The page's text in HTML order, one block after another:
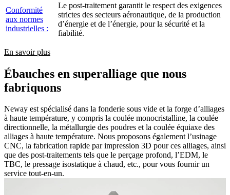
Conformité
aux normes
industrielles :
Le post-traitement garantit le respect des exigences
strictes des secteurs aéronautique, de la production
d’énergie et de l’énergie, pour la sécurité et la
fiabilité.
En savoir plus
Ébauches en superalliage que nous
fabriquons
Neway est spécialisé dans la fonderie sous vide et la forge d’alliages
à haute température, y compris la coulée monocristalline, la coulée
directionnelle, la métallurgie des poudres et la coulée équiaxe des
alliages à haute température. Nous proposons également l’usinage
CNC, la fabrication rapide par impression 3D pour ces alliages, ainsi
que des post-traitements tels que le perçage profond, l’EDM, le
TBC, le pressage isostatique à chaud, etc., pour vous fournir un
service tout-en-un.